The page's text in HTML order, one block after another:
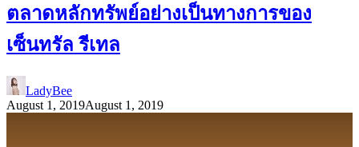
ตลาดหลักทรัพย์อย่างเป็นทางการของ
เซ็นทรัล รีเทล
LadyBee
August 1, 2019August 1, 2019